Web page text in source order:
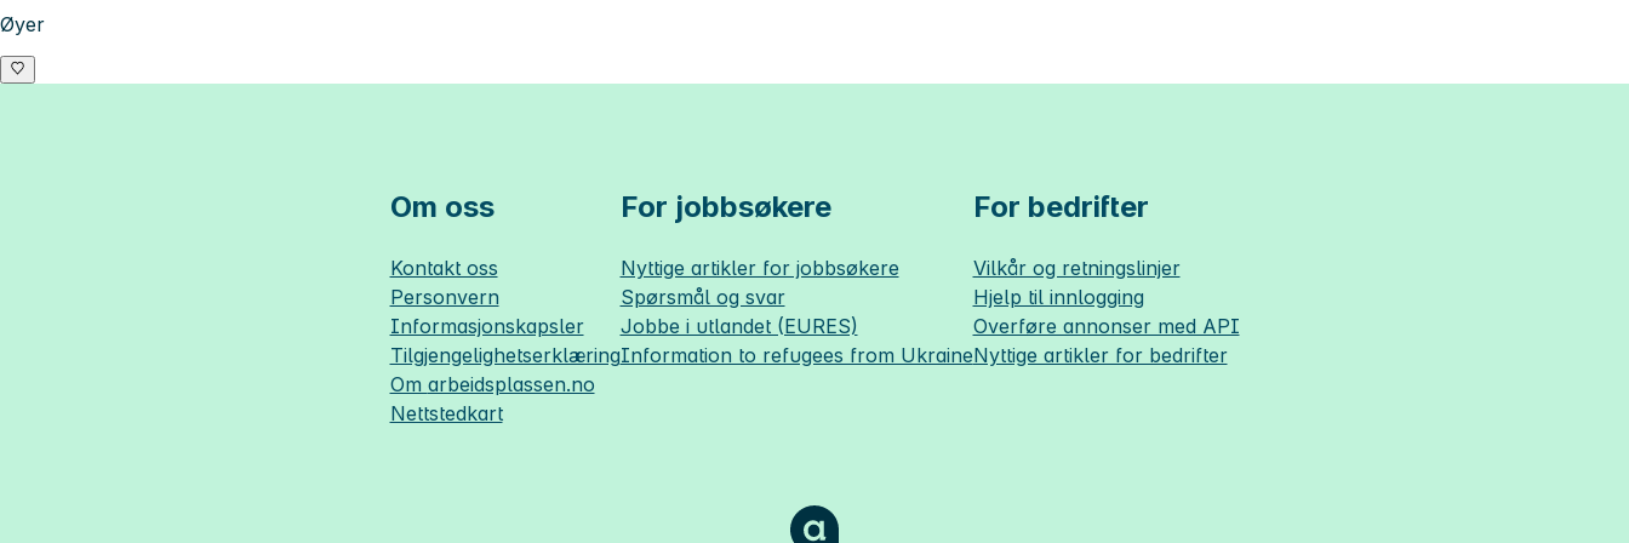
Øyer
Om oss
Kontakt oss
Personvern
Informasjonskapsler
Tilgjengelighetserklæring
Om arbeidsplassen.no
Nettstedkart
For jobbsøkere
Nyttige artikler for jobbsøkere
Spørsmål og svar
Jobbe i utlandet (EURES)
Information to refugees from Ukraine
For bedrifter
Vilkår og retningslinjer
Hjelp til innlogging
Overføre annonser med API
Nyttige artikler for bedrifter